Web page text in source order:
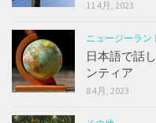
11 4月, 2023
ニュージーラン
日本語で話
ンティア
8 4月, 2023